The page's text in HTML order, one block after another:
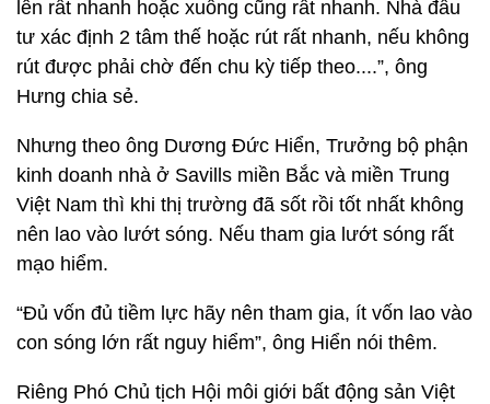
lên rất nhanh hoặc xuống cũng rất nhanh. Nhà đầu
tư xác định 2 tâm thế hoặc rút rất nhanh, nếu không
rút được phải chờ đến chu kỳ tiếp theo....”, ông
Hưng chia sẻ.
Nhưng theo ông Dương Đức Hiển, Trưởng bộ phận
kinh doanh nhà ở Savills miền Bắc và miền Trung
Việt Nam thì khi thị trường đã sốt rồi tốt nhất không
nên lao vào lướt sóng. Nếu tham gia lướt sóng rất
mạo hiểm.
“Đủ vốn đủ tiềm lực hãy nên tham gia, ít vốn lao vào
con sóng lớn rất nguy hiểm”, ông Hiển nói thêm.
Riêng Phó Chủ tịch Hội môi giới bất động sản Việt